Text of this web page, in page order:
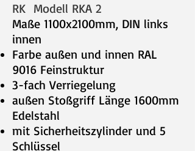
RK Modell RKA 2
Maße 1100x2100mm, DIN links
innen
Farbe außen und innen RAL
9016 Feinstruktur
3-fach Verriegelung
außen Stoßgriff Länge 1600mm
Edelstahl
mit Sicherheitszylinder und 5
Schlüssel